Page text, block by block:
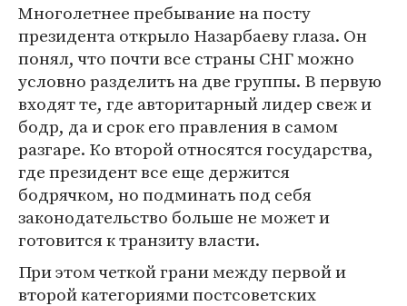
Многолетнее пребывание на посту
президента открыло Назарбаеву глаза. Он
понял, что почти все страны СНГ можно
условно разделить на две группы. В первую
входят те, где авторитарный лидер свеж и
бодр, да и срок его правления в самом
разгаре. Ко второй относятся государства,
где президент все еще держится
бодрячком, но подминать под себя
законодательство больше не может и
готовится к транзиту власти.
При этом четкой грани между первой и
второй категориями постсоветских